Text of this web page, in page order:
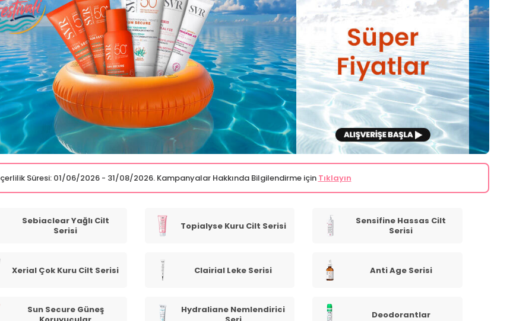
Süresi: 01/06/2026 - 31/08/2026. Kampanyalar Hakkında Bilgilendirme için Tıklayın
Sebiaclear Yağlı Cilt
Serisi
Topialyse Kuru Cilt Serisi
Sensifine Hassas Cilt
Serisi
Xerial Çok Kuru Cilt Serisi Clairial Leke Serisi Anti Age Serisi
Sun Secure Güneş
Hydraliane Nemlendirici
Deodorantlar